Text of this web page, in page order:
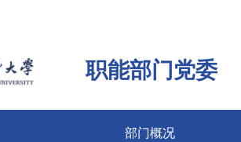
职能部门党委
部门概况